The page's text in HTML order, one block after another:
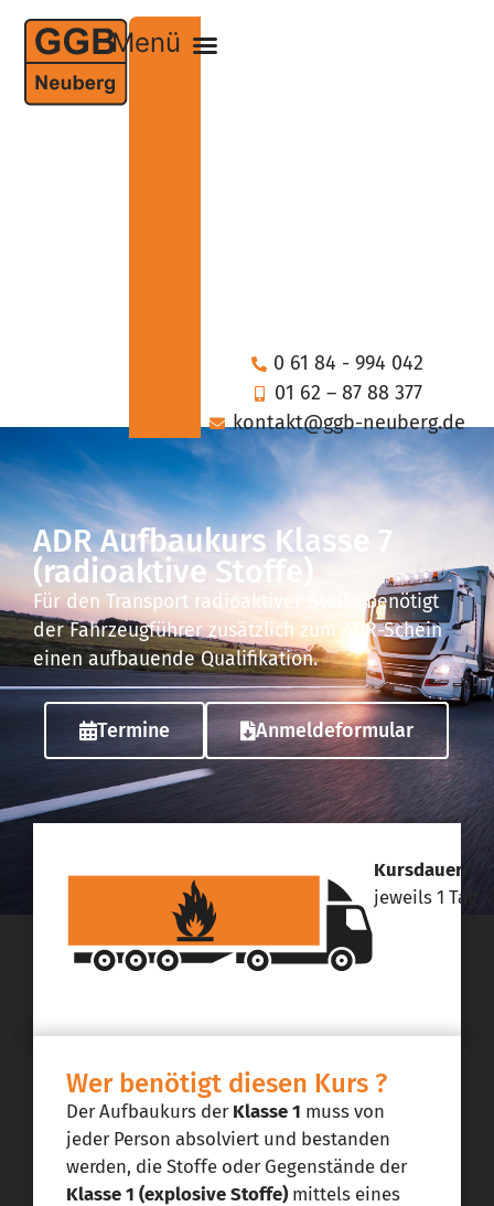
0 61 84 - 994 042
01 62 – 87 88 377
kontakt@ggb-neuberg.de
ADR Aufbaukurs Klasse 7
(radioaktive Stoffe)
Für den Transport radioaktiver Stoffe benötigt
der Fahrzeugführer zusätzlich zum ADR-Schein
einen aufbauende Qualifikation.
Termine Anmeldeformular
Kursdauer:
jeweils 1 Tag
Wer benötigt diesen Kurs ?
Der Aufbaukurs derKlasse 1 muss von
jeder Person absolviert und bestanden
werden, die Stoffe oder Gegenstände der
Klasse 1 (explosive Stoffe)mittels eines